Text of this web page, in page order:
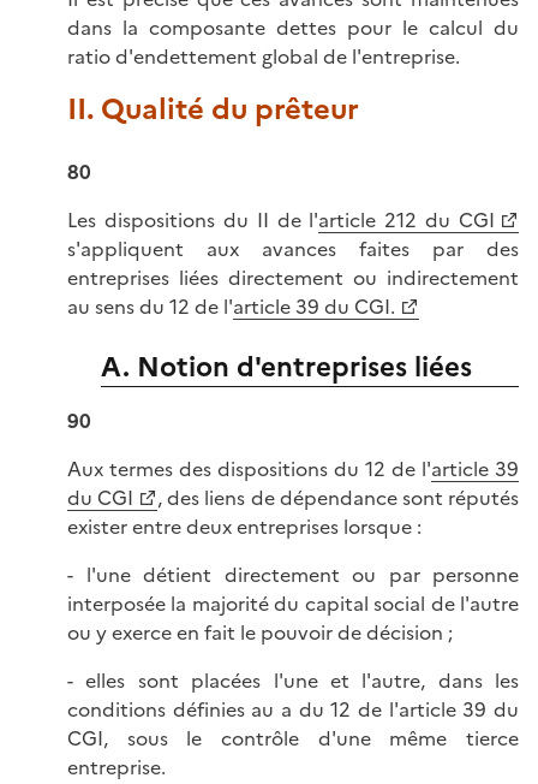
dans la composante dettes pour le calcul du
ratio d'endettement global de l'entreprise.
II. Qualité du prêteur
80
Les dispositions du II de l'article 212 du CGI
s'appliquent aux avances faites par des
entreprises liées directement ou indirectement
au sens du 12 de l'article 39 du CGI.
A. Notion d'entreprises liées
90
Aux termes des dispositions du 12 de l'article 39
du CGI
, des liens de dépendance sont réputés
exister entre deux entreprises lorsque :
- l'une détient directement ou par personne
interposée la majorité du capital social de l'autre
ou y exerce en fait le pouvoir de décision ;
- elles sont placées l'une et l'autre, dans les
conditions définies au a du 12 de l'article 39 du
CGI, sous le contrôle d'une même tierce
entreprise.